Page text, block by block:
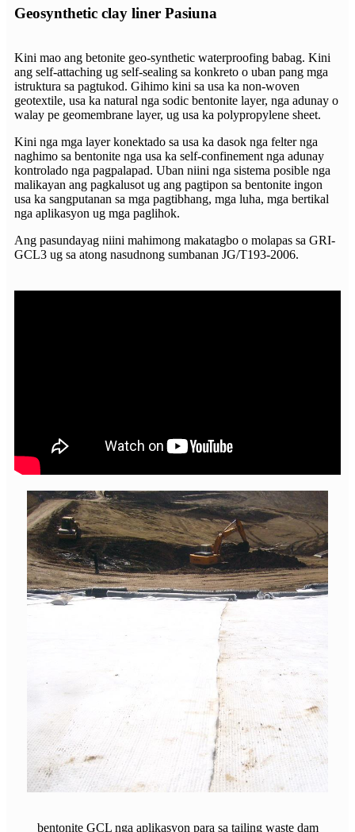
Geosynthetic clay liner Pasiuna
Kini mao ang betonite geo-synthetic waterproofing babag. Kini
ang self-attaching ug self-sealing sa konkreto o uban pang mga
istruktura sa pagtukod. Gihimo kini sa usa ka non-woven
geotextile, usa ka natural nga sodic bentonite layer, nga adunay o
walay pe geomembrane layer, ug usa ka polypropylene sheet.
Kini nga mga layer konektado sa usa ka dasok nga felter nga
naghimo sa bentonite nga usa ka self-confinement nga adunay
kontrolado nga pagpalapad. Uban niini nga sistema posible nga
malikayan ang pagkalusot ug ang pagtipon sa bentonite ingon
usa ka sangputanan sa mga pagtibhang, mga luha, mga bertikal
nga aplikasyon ug mga paglihok.
Ang pasundayag niini mahimong makatagbo o molapas sa GRI-
GCL3 ug sa atong nasudnong sumbanan JG/T193-2006.
bentonite GCL nga aplikasyon para sa tailing waste dam